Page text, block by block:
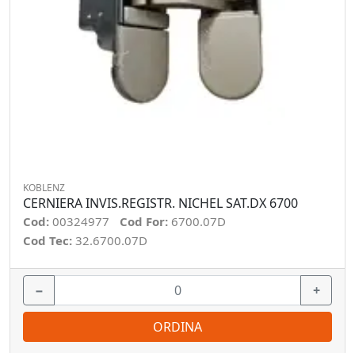
KOBLENZ
CERNIERA INVIS.REGISTR. NICHEL SAT.DX 6700
Cod: 00324977 Cod For: 6700.07D
Cod Tec: 32.6700.07D
− +
ORDINA